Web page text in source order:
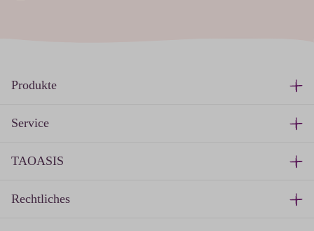
Produkte
Service
TAOASIS
Rechtliches